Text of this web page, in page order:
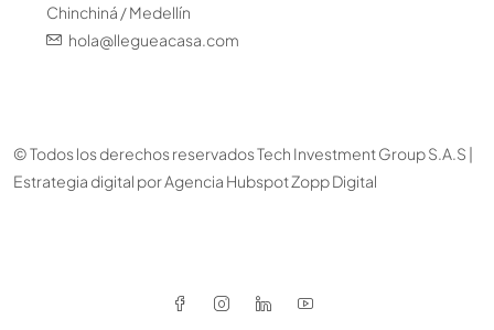
Chinchiná / Medellín
hola@llegueacasa.com
© Todos los derechos reservados Tech Investment Group S.A.S |
Estrategia digital porAgencia Hubspot Zopp Digital